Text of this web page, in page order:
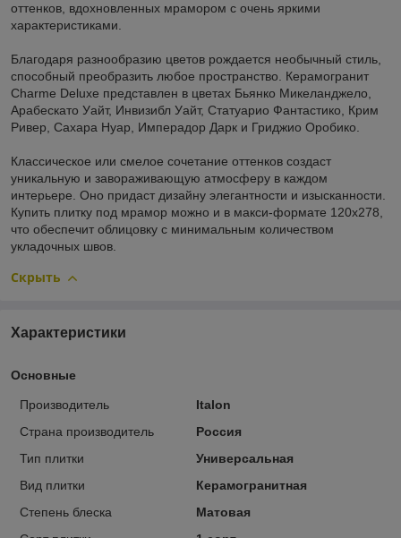
оттенков, вдохновленных мрамором с очень яркими
характеристиками.
Благодаря разнообразию цветов рождается необычный стиль,
способный преобразить любое пространство. Керамогранит
Charme Deluxe представлен в цветах Бьянко Микеланджело,
Арабескато Уайт, Инвизибл Уайт, Статуарио Фантастико, Крим
Ривер, Сахара Нуар, Имперадор Дарк и Гриджио Оробико.
Классическое или смелое сочетание оттенков создаст
уникальную и завораживающую атмосферу в каждом
интерьере. Оно придаст дизайну элегантности и изысканности.
Купить плитку под мрамор можно и в макси-формате 120х278,
что обеспечит облицовку с минимальным количеством
укладочных швов.
Скрыть
Характеристики
Основные
Производитель
Italon
Страна производитель
Россия
Тип плитки
Универсальная
Вид плитки
Керамогранитная
Степень блеска
Матовая